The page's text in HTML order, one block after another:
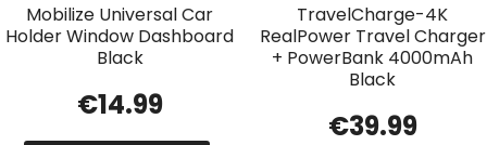
Mobilize Universal Car
Holder Window Dashboard
Black
€14.99
TravelCharge-4K
RealPower Travel Charger
+ PowerBank 4000mAh
Black
€39.99